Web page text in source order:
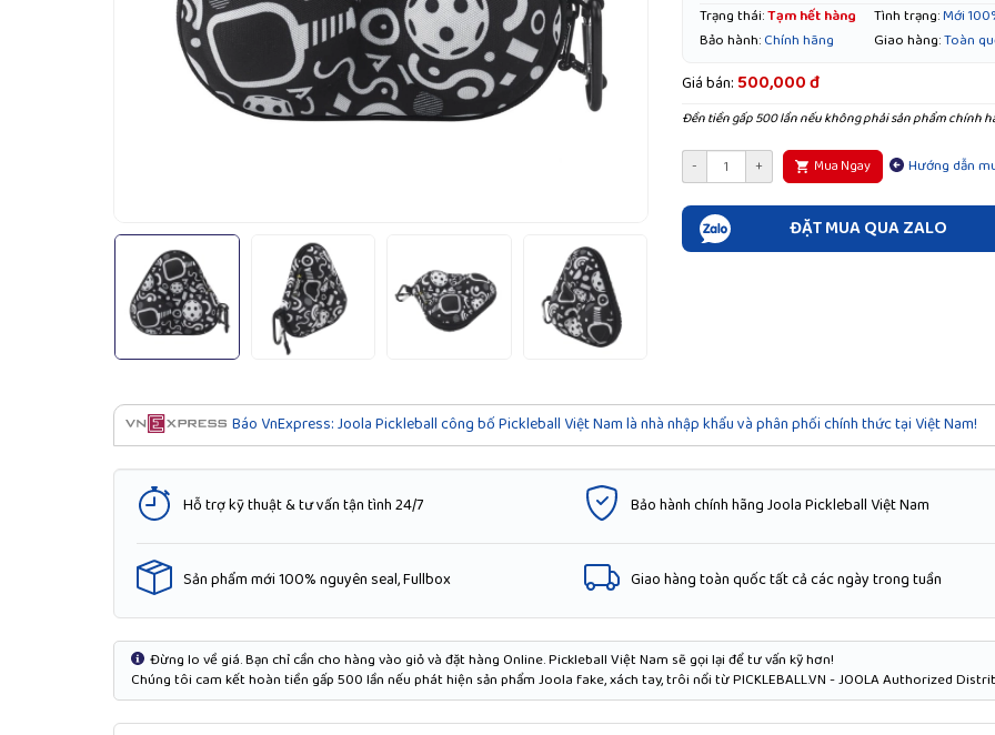
Trạng thái:Tạm hết hàng Tình trạng:Mới
Bảo hành:Chính hãng Giao hàng:Toàn
Giá bán: 500,000 đ
Đền tiền gấp 500 lần nếu không phải sản phẩm chính
- + Mua Ngay Hướng dẫn
ĐẶT MUA QUA ZALO
Báo VnExpress: Joola Pickleball công bố Pickleball Việt Nam là nhà nhập khẩu và phân phối chính thức tại Việt Nam!
Hỗ trợ kỹ thuật & tư vấn tận tình 24/7 Bảo hành chính hãng Joola Pickleball Việt Nam
Sản phẩm mới 100% nguyên seal, Fullbox Giao hàng toàn quốc tất cả các ngày trong tuần
Đừng lo về giá. Bạn chỉ cần cho hàng vào giỏ và đặt hàng Online. Pickleball Việt Nam sẽ gọi lại để tư vấn kỹ hơn!
Chúng tôi cam kết hoàn tiền gấp 500 lần nếu phát hiện sản phẩm Joola fake, xách tay, trôi nổi từ PICKLEBALL.VN - JOOLA Authorized